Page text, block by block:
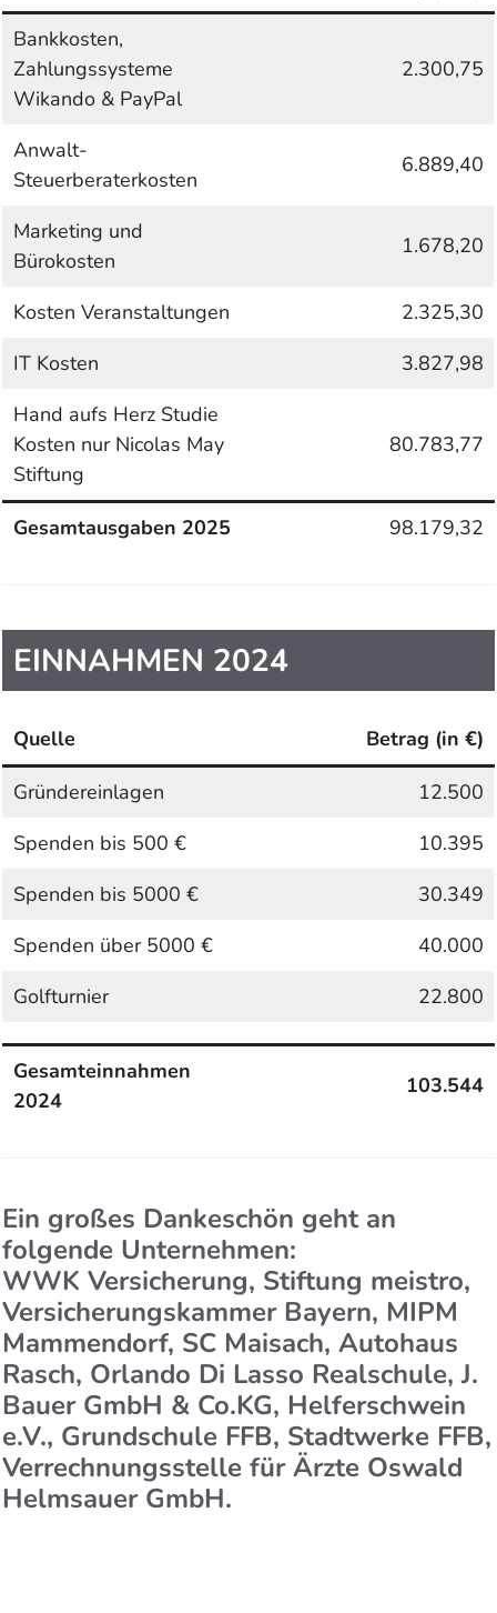
Bankkosten,
Zahlungssysteme
Wikando & PayPal
2.300,75
Anwalt-
Steuerberaterkosten
6.889,40
Marketing und
Bürokosten
1.678,20
Kosten Veranstaltungen
2.325,30
IT Kosten
3.827,98
Hand aufs Herz Studie
Kosten nur Nicolas May
Stiftung
80.783,77
Gesamtausgaben 2025 98.179,32
EINNAHMEN 2024
Quelle
Betrag (in €)
Gründereinlagen
12.500
Spenden bis 500 €
10.395
Spenden bis 5000 €
30.349
Spenden über 5000 €
40.000
Golfturnier
22.800
Gesamteinnahmen
2024
103.544
Ein großes Dankeschön geht an
folgende Unternehmen:
WWK Versicherung, Stiftung meistro,
Versicherungskammer Bayern, MIPM
Mammendorf, SC Maisach, Autohaus
Rasch, Orlando Di Lasso Realschule, J.
Bauer GmbH & Co.KG, Helferschwein
e.V., Grundschule FFB, Stadtwerke FFB,
Verrechnungsstelle für Ärzte Oswald
Helmsauer GmbH.